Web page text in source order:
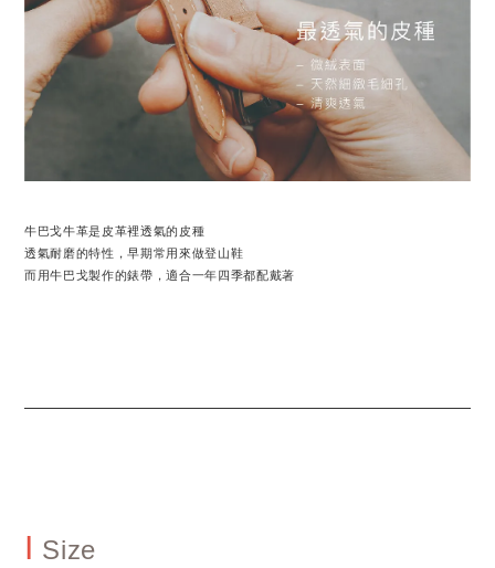
牛巴戈牛革是皮革裡透氣的皮種
透氣耐磨的特性，早期常用來做登山鞋
而用牛巴戈製作的錶帶，適合一年四季都配戴著
I Size